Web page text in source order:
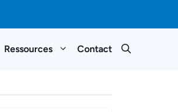
Ressources Contact